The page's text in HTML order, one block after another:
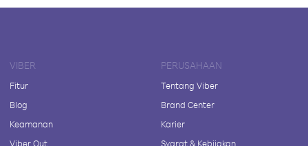
VIBER
Fitur
Blog
Keamanan
Viber Out
PERUSAHAAN
Tentang Viber
Brand Center
Karier
Syarat & Kebijakan